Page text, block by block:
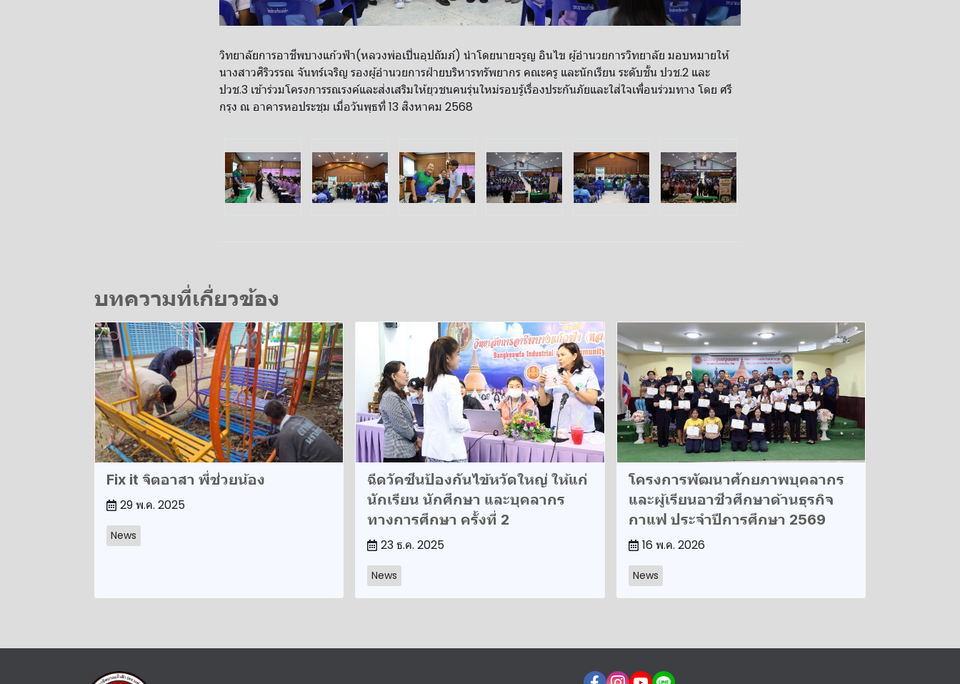
วิทยาลัยการอาชีพบางแก้วฟ้า(หลวงพ่อเปิ่นอุปถัมภ์) นำโดยนายจรูญ อินไข ผู้อำนวยการวิทยาลัย มอบหมายให้
นางสาวศิริวรรณ จันทร์เจริญ รองผู้อำนวยการฝ่ายบริหารทรัพยากร คณะครู และนักเรียน ระดับชั้น ปวช.2 และ
ปวช.3 เข้าร่วมโครงการรณรงค์และส่งเสริมให้ยุวชนคนรุ่นใหม่รอบรู้เรื่องประกันภัยและใส่ใจเพื่อนร่วมทาง โดย ศรี
กรุง ณ อาคารหอประชุม เมื่อวันพุธที่ 13 สิงหาคม 2568
บทความที่เกี่ยวข้อง
Fix it จิตอาสา พี่ช่วยน้อง
29 พ.ค. 2025
News
ฉีดวัคซีนป้องกันไข้หวัดใหญ่ ให้แก่
นักเรียน นักศึกษา และบุคลากร
ทางการศึกษา ครั้งที่​ 2
23 ธ.ค. 2025
News
โครงการพัฒนาศักยภาพบุคลากร
และผู้เรียนอาชีวศึกษาด้านธุรกิจ
กาแฟ ประจำปีการศึกษา 2569
16 พ.ค. 2026
News